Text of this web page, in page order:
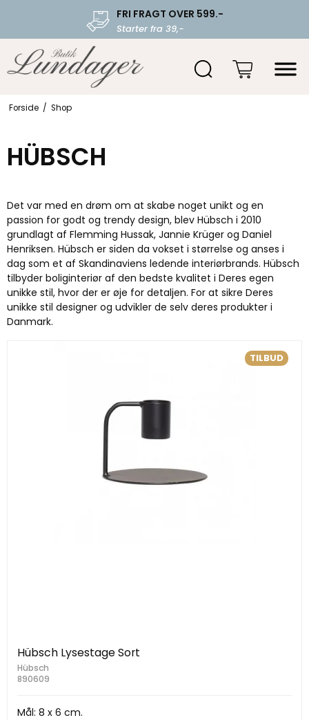
FRI FRAGT OVER 599.-
Starter fra 39,-
Forside / Shop
HÜBSCH
Det var med en drøm om at skabe noget unikt og en
passion for godt og trendy design, blev Hübsch i 2010
grundlagt af Flemming Hussak, Jannie Krüger og Daniel
Henriksen. Hübsch er siden da vokset i størrelse og anses i
dag som et af Skandinaviens ledende interiørbrands. Hübsch
tilbyder boliginteriør af den bedste kvalitet i Deres egen
unikke stil, hvor der er øje for detaljen. For at sikre Deres
unikke stil designer og udvikler de selv deres produkter i
Danmark.
TILBUD
Hübsch Lysestage Sort
Hübsch
890609
Mål: 8 x 6 cm.